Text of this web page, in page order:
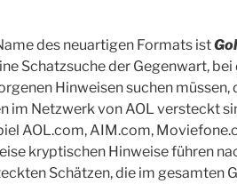
des neuartigen Formats ist
Schatzsuche der Gegenwart,
Hinweisen suchen
im Netzwerk von AOL versteckt
AOL.com, AIM.com,
kryptischen Hinweise führen
Schätzen, die im gesamten